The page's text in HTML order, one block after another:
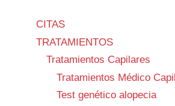
CITAS
TRATAMIENTOS
Tratamientos Capilares
Tratamientos Médico
Test genético alopecia